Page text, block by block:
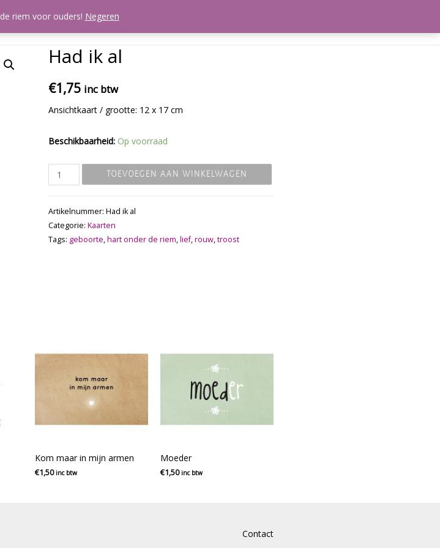
riem voor ouders! Negeren
Mijn account
Had ik al
€1,75 inc btw
Ansichtkaart / grootte: 12 x 17 cm
Beschikbaarheid: Op voorraad
Had
ik
TOEVOEGEN AAN WINKELWAGEN
Artikelnummer: Had ik al
Categorie: Kaarten
Tags: geboorte,hart onder de riem,lief,rouw,troost
Kom maar in mijn armen
€1,50 inc btw
Moeder
€1,50 inc btw
Contact